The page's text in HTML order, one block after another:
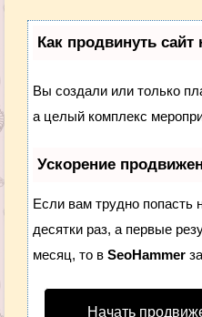
Как продвинуть
Вы создали или только
а целый комплекс
Ускорение
Если вам трудно попасть
десятки раз, а первые
месяц, то в SeoHammer
Начать